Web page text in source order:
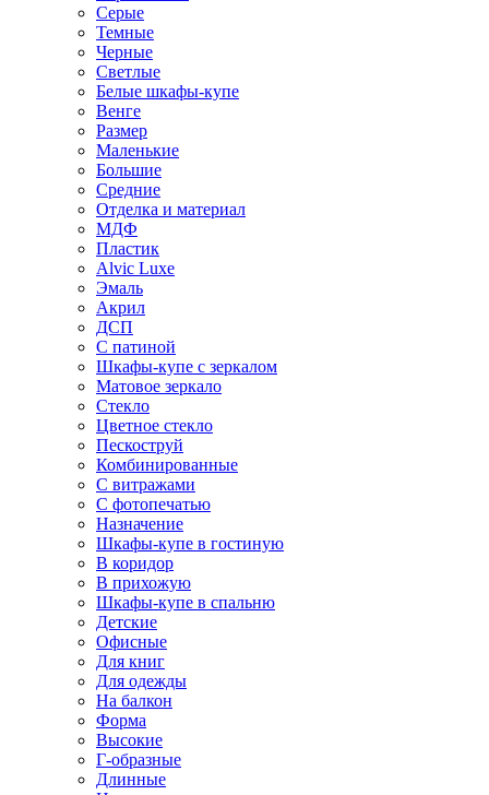
Серые
Темные
Черные
Светлые
Белые шкафы-купе
Венге
Размер
Маленькие
Большие
Средние
Отделка и материал
МДФ
Пластик
Alvic Luxe
Эмаль
Акрил
ДСП
С патиной
Шкафы-купе с зеркалом
Матовое зеркало
Стекло
Цветное стекло
Пескоструй
Комбинированные
С витражами
С фотопечатью
Назначение
Шкафы-купе в гостиную
В коридор
В прихожую
Шкафы-купе в спальню
Детские
Офисные
Для книг
Для одежды
На балкон
Форма
Высокие
Г-образные
Длинные